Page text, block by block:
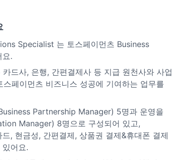
Specialist 는 토스페이먼츠 Business
.
드사, 은행, 간편결제사 등 지급 원천사와 사업
페이먼츠 비즈니스 성공에 기여하는 업무를
Partnership Manager) 5명과 운영을
Manager) 8명으로 구성되어 있고,
, 현금성, 간편결제, 상품권 결제&휴대폰 결제
어요.